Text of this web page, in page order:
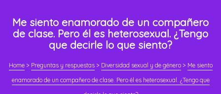
Me siento enamorado de un compañero
de clase. Pero él es heterosexual. ¿Tengo
que decirle lo que siento?
Home> Preguntas y respuestas> Diversidad sexual y de género> Me siento
enamorado de un compañero de clase. Pero él es heterosexual. ¿Tengo que